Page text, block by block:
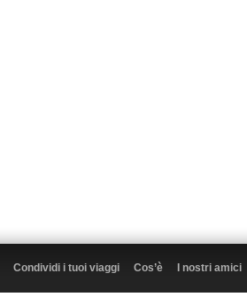
Condividi i tuoi viaggi Cos’è I nostri amici